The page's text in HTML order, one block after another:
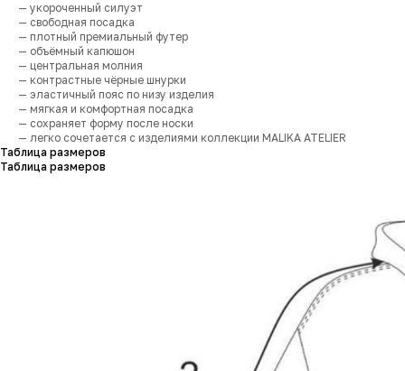
— укороченный силуэт
— свободная посадка
— плотный премиальный футер
— объёмный капюшон
— центральная молния
— контрастные чёрные шнурки
— эластичный пояс по низу изделия
— мягкая и комфортная посадка
— сохраняет форму после носки
— легко сочетается с изделиями коллекции MALIKA ATELIER
Таблица размеров
Таблица размеров